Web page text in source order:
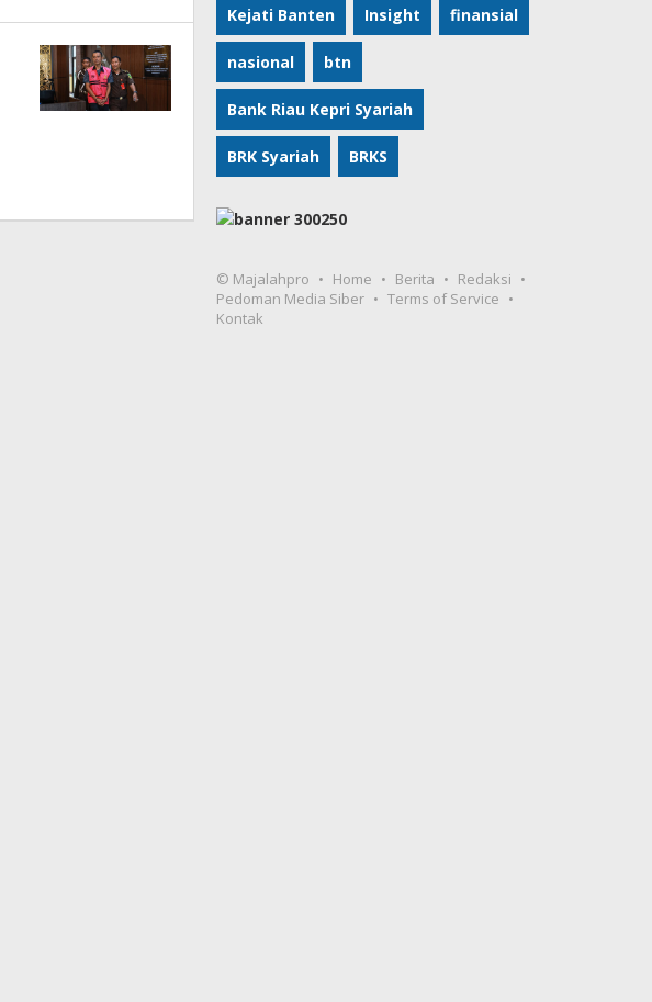
Kejati Banten Insight finansial
nasional btn
Bank Riau Kepri Syariah
BRK Syariah BRKS
© Majalahpro Home Berita
Redaksi
Pedoman Media Siber
Terms of Service
Kontak